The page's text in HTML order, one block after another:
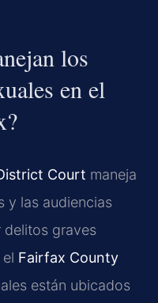
los
en el
Court maneja
y las audiencias
delitos graves
Fairfax County
están ubicados